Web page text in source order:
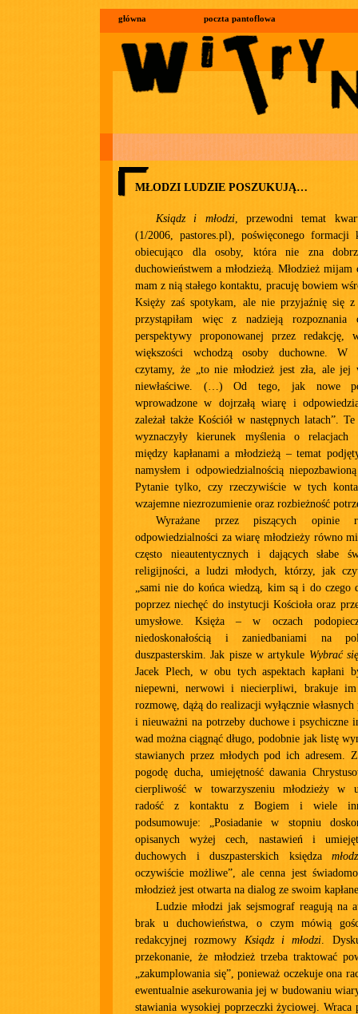
główna poczta pantoflowa
MŁODZI LUDZIE POSZUKUJĄ…
Ksiądz i młodzi, przewodni temat
(1/2006, pastores.pl), poświęconego formacji
obiecująco dla osoby, która nie zna
duchowieństwem a młodzieżą. Młodzież
mam z nią stałego kontaktu, pracuję bowiem
Księży zaś spotykam, ale nie przyjaźnię się
przystąpiłam więc z nadzieją
perspektywy proponowanej przez
większości wchodzą osoby duchowne. W
czytamy, że „to nie młodzież jest zła, ale jej
niewłaściwe. (…) Od tego, jak nowe
wprowadzone w dojrzałą wiarę i
zależał także Kościół w następnych latach”.
wyznaczyły kierunek myślenia o relacjach
między kapłanami a młodzieżą – temat
namysłem i odpowiedzialnością
Pytanie tylko, czy rzeczywiście w tych
wzajemne niezrozumienie oraz rozbieżność
Wyrażane przez piszących opinie
odpowiedzialności za wiarę młodzieży równo
często nieautentycznych i dających słabe
religijności, a ludzi młodych, którzy, jak
„sami nie do końca wiedzą, kim są i do czego
poprzez niechęć do instytucji Kościoła oraz
umysłowe. Księża – w oczach
niedoskonałością i zaniedbaniami na
duszpasterskim. Jak pisze w artykule Wybrać
Jacek Plech, w obu tych aspektach kapłani
niepewni, nerwowi i niecierpliwi, brakuje im
rozmowę, dążą do realizacji wyłącznie własnych
i nieuważni na potrzeby duchowe i
wad można ciągnąć długo, podobnie jak listę
stawianych przez młodych pod ich adresem.
pogodę ducha, umiejętność dawania
cierpliwość w towarzyszeniu młodzieży w
radość z kontaktu z Bogiem i wiele
podsumowuje: „Posiadanie w stopniu
opisanych wyżej cech, nastawień i
duchowych i duszpasterskich księdza
oczywiście możliwe”, ale cenna jest
młodzież jest otwarta na dialog ze swoim
Ludzie młodzi jak sejsmograf reagują na
brak u duchowieństwa, o czym mówią
redakcyjnej rozmowy Ksiądz i młodzi.
przekonanie, że młodzież trzeba traktować
„zakumplowania się”, ponieważ oczekuje ona
ewentualnie asekurowania jej w budowaniu
stawiania wysokiej poprzeczki życiowej. Wraca